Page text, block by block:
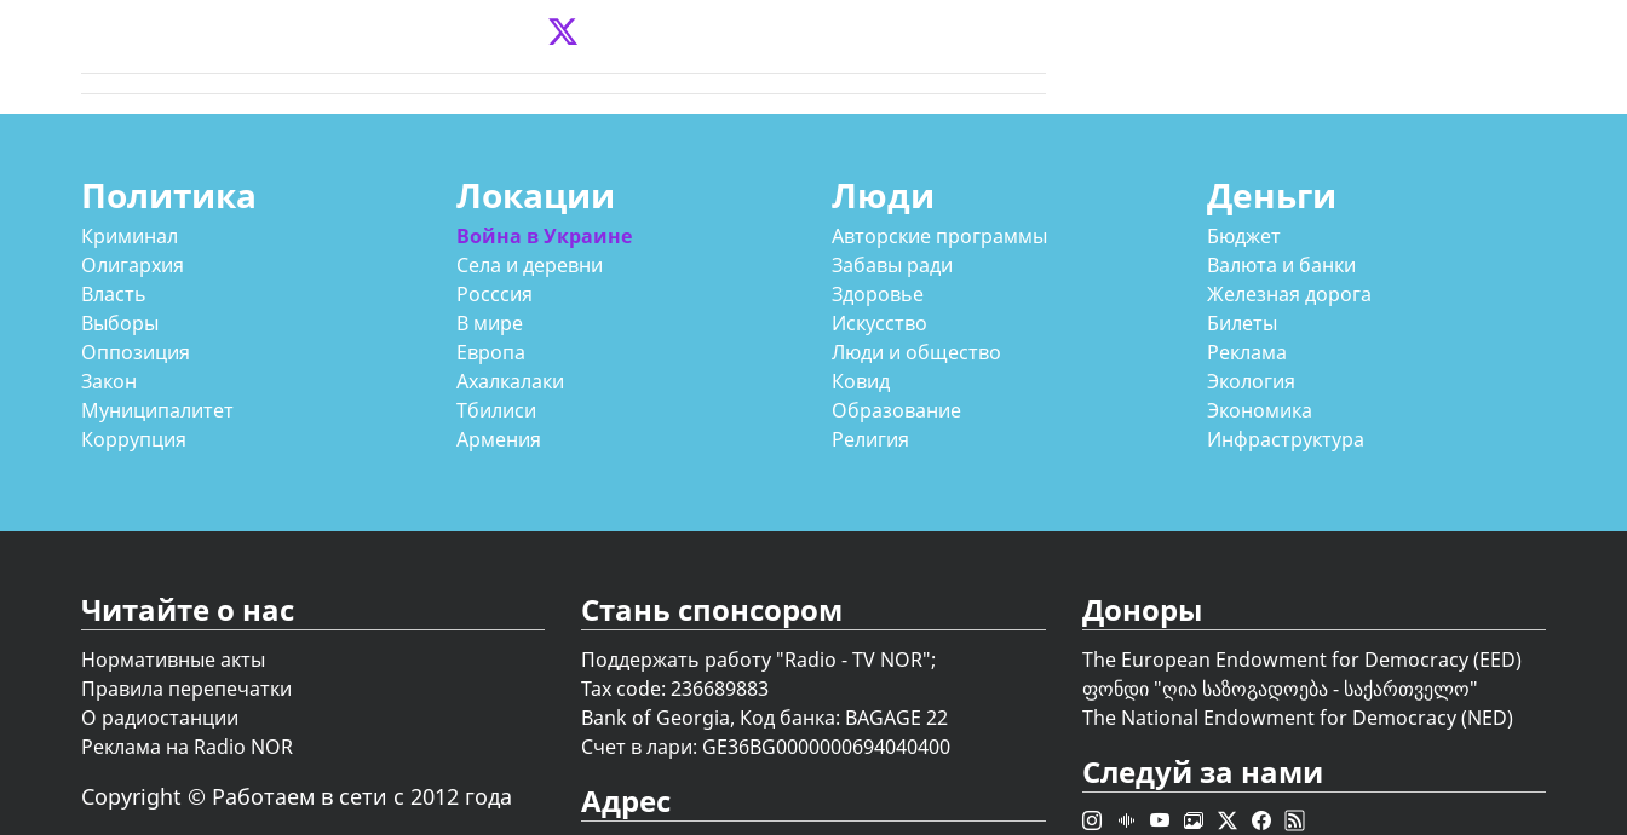
Политика
Криминал
Олигархия
Власть
Выборы
Оппозиция
Закон
Муниципалитет
Коррупция
Локации
Война в Украине
Села и деревни
Росссия
В мире
Европа
Ахалкалаки
Тбилиси
Армения
Люди
Авторские программы
Забавы ради
Здоровье
Искусство
Люди и общество
Ковид
Образование
Религия
Деньги
Бюджет
Валюта и банки
Железная дорога
Билеты
Реклама
Экология
Экономика
Инфраструктура
Читайте о нас
Нормативные акты
Правила перепечатки
О радиостанции
Реклама на Radio NOR
Copyright © Работаем в сети с 2012 года
Стань спонсором
Поддержать работу "Radio - TV NOR";
Tax code: 236689883
Bank of Georgia, Код банка: BAGAGE 22
Счет в лари: GE36BG0000000694040400
Адрес
Доноры
The European Endowment for Democracy (EED)
ფონდი "ღია საზოგადოება - საქართველო"
The National Endowment for Democracy (NED)
Следуй за нами